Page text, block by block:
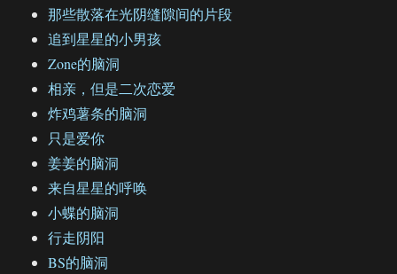
那些散落在光阴缝隙间的片段
追到星星的小男孩
Zone的脑洞
相亲，但是二次恋爱
炸鸡薯条的脑洞
只是爱你
姜姜的脑洞
来自星星的呼唤
小蝶的脑洞
行走阴阳
BS的脑洞